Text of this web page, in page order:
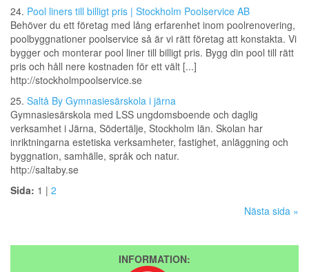
24. Pool liners till billigt pris | Stockholm Poolservice AB
Behöver du ett företag med lång erfarenhet inom poolrenovering,
poolbyggnationer poolservice så är vi rätt företag att konstakta. Vi
bygger och monterar pool liner till billigt pris. Bygg din pool till rätt
pris och håll nere kostnaden för ett vält [...]
http://stockholmpoolservice.se
25. Saltå By Gymnasiesärskola i järna
Gymnasiesärskola med LSS ungdomsboende och daglig
verksamhet i Järna, Södertälje, Stockholm län. Skolan har
inriktningarna estetiska verksamheter, fastighet, anläggning och
byggnation, samhälle, språk och natur.
http://saltaby.se
Sida: 1 | 2
Nästa sida »
INFORMATION: